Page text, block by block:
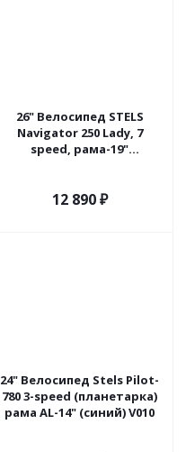
26" Велосипед STELS
Navigator 250 Lady, 7
speed, рама-19"
12 890₽
24" Велосипед Stels Pilot-
780 3-speed (планетарка)
рама AL-14" (синий) V010